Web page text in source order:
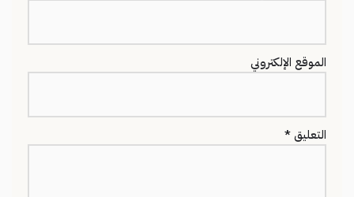
الموقع الإلكتروني
التعليق*